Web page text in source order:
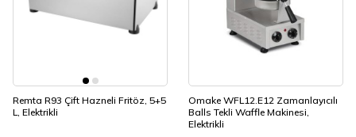
Remta R93 Çift Hazneli Fritöz, 5+5
L, Elektrikli
Omake WFL12.E12 Zamanlayıcılı
Balls Tekli Waffle Makinesi,
Elektrikli